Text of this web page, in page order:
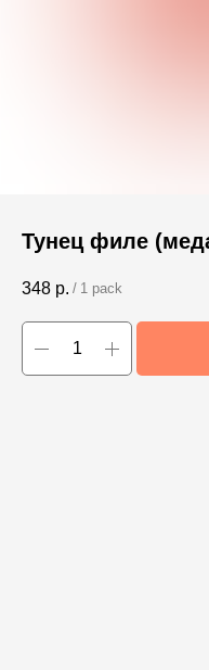
Тунец филе
348 р. / 1 pack